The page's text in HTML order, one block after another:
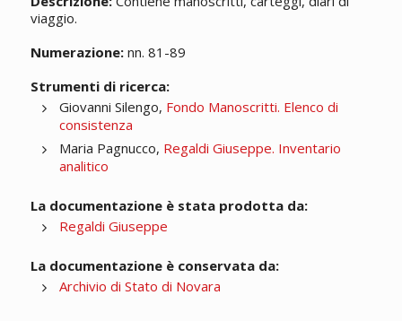
viaggio.
Numerazione:nn. 81-89
Strumenti di ricerca:
Giovanni Silengo, Fondo Manoscritti. Elenco di
consistenza
Maria Pagnucco, Regaldi Giuseppe. Inventario
analitico
La documentazione è stata prodotta da:
Regaldi Giuseppe
La documentazione è conservata da:
Archivio di Stato di Novara